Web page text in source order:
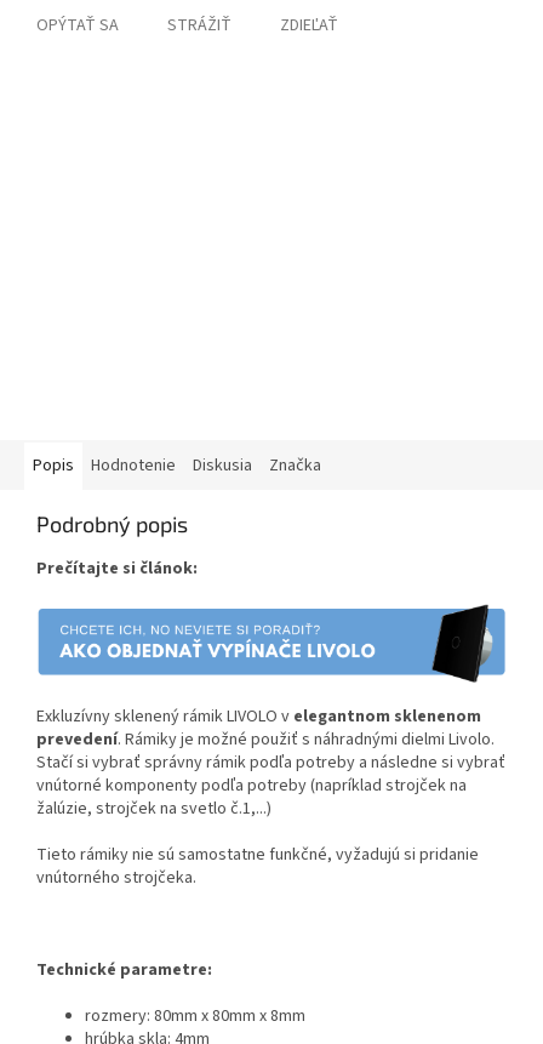
OPÝTAŤ SA STRÁŽIŤ ZDIEĽAŤ
Popis Hodnotenie Diskusia Značka
Podrobný popis
Prečítajte si článok:
Exkluzívny sklenený rámik LIVOLO v elegantnom sklenenom
prevedení. Rámiky je možné použiť s náhradnými dielmi Livolo.
Stačí si vybrať správny rámik podľa potreby a následne si vybrať
vnútorné komponenty podľa potreby (napríklad strojček na
žalúzie, strojček na svetlo č.1,...)
Tieto rámiky nie sú samostatne funkčné, vyžadujú si pridanie
vnútorného strojčeka.
Technické parametre:
rozmery: 80mm x 80mm x 8mm